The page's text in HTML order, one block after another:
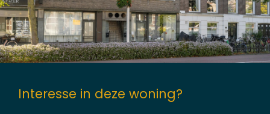
Interesse in deze woning?